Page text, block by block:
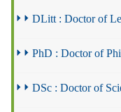
DLitt : Doctor of
PhD : Doctor of
DSc : Doctor of